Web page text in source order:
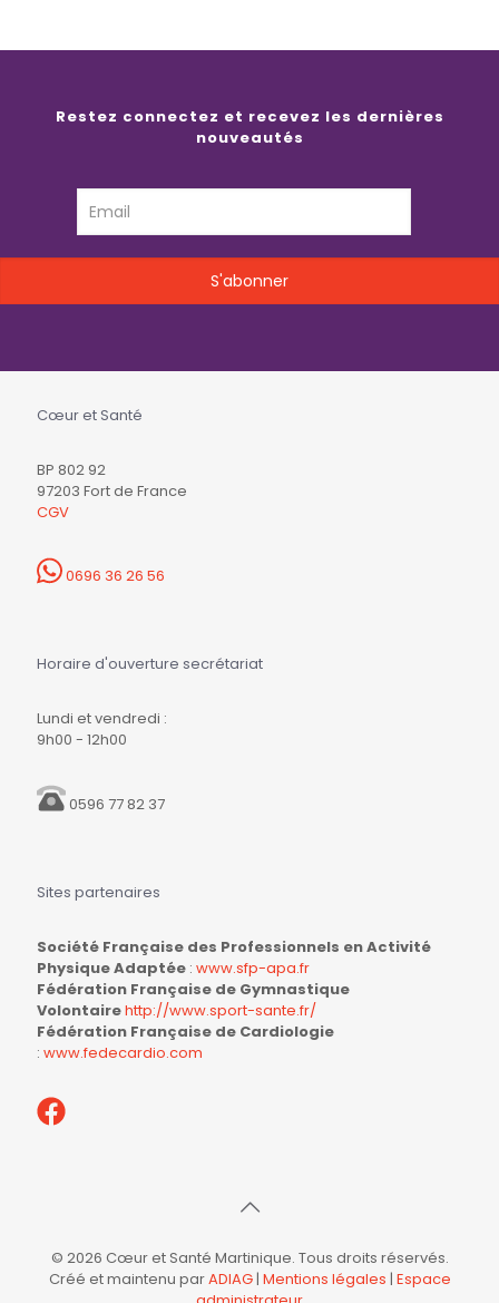
Restez connectez et recevez les dernières
nouveautés
Cœur et Santé
BP 802 92
97203 Fort de France
CGV
0696 36 26 56
Horaire d'ouverture secrétariat
Lundi et vendredi :
9h00 - 12h00
0596 77 82 37
Sites partenaires
Société Française des Professionnels en Activité
Physique Adaptée : www.sfp-apa.fr
Fédération Française de Gymnastique
Volontairehttp://www.sport-sante.fr/
Fédération Française de Cardiologie
: www.fedecardio.com
© 2026 Cœur et Santé Martinique. Tous droits réservés.
Créé et maintenu parADIAG| Mentions légales | Espace